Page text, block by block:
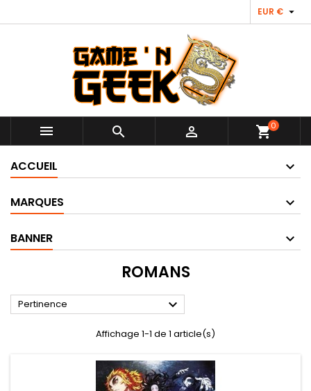
EUR € 
   shopping_cart0
ACCUEIL
MARQUES
BANNER
ROMANS
Pertinence 
Affichage 1-1 de 1 article(s)